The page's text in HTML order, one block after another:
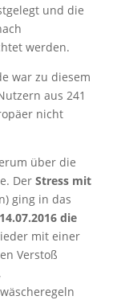
und die
werden.
war zu diesem
aus 241
nicht
über die
Der Stress mit
ging in das
die
mit einer
Verstoß